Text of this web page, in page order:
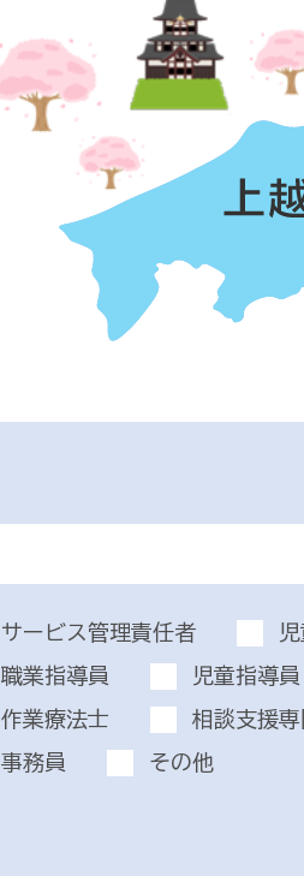
サービス管理責任者
職業指導員
児童指導員
作業療法士
相談支援専
事務員
その他